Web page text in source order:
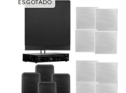
ESGOTADO